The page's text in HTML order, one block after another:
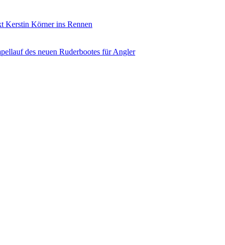
Kerstin Körner ins Rennen
des neuen Ruderbootes für Angler